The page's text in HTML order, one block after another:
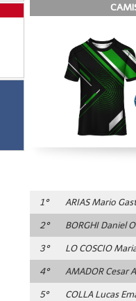
1° ARIASMario
2° BORGHIDaniel
3° LO COSCIO
4° AMADORCesar
5° COLLA Lucas